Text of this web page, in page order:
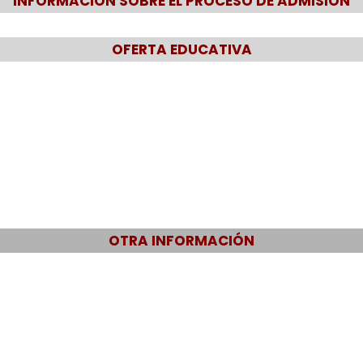
OFERTA EDUCATIVA
OTRA INFORMACIÓN